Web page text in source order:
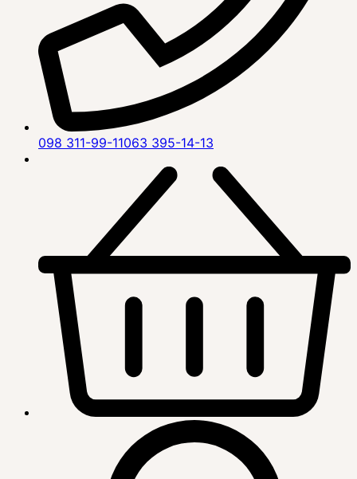
098 311-99-11063 395-14-13